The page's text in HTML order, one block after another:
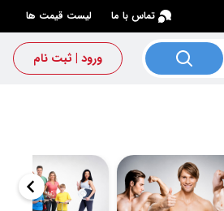
تماس با ما لیست قیمت ها
ورود | ثبت نام
×